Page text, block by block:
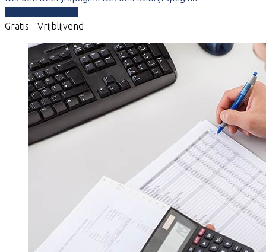
Gratis - Vrijblijvend